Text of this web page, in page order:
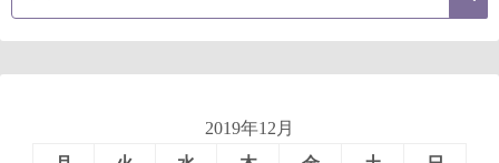
2019年12月